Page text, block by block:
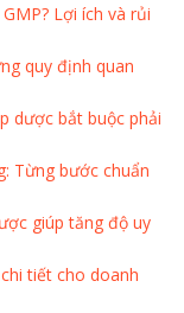
Lợi ích và rủi
quy định quan
dược bắt buộc phải
Từng bước chuẩn
giúp tăng độ uy
tiết cho doanh